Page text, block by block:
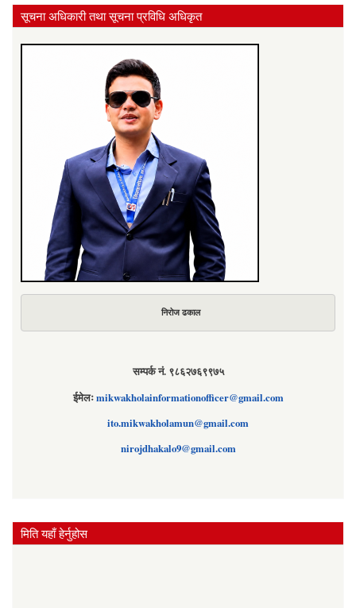
सूचना अधिकारी तथा सूचना प्रविधि अधिकृत
निरोज ढकाल
सम्पर्क नं. ९८६२७६९९७५
ईमेलःmikwakholainformationofficer@gmail.com
ito.mikwakholamun@gmail.com
nirojdhakalo9@gmail.com
मिति यहाँ हेर्नुहोस